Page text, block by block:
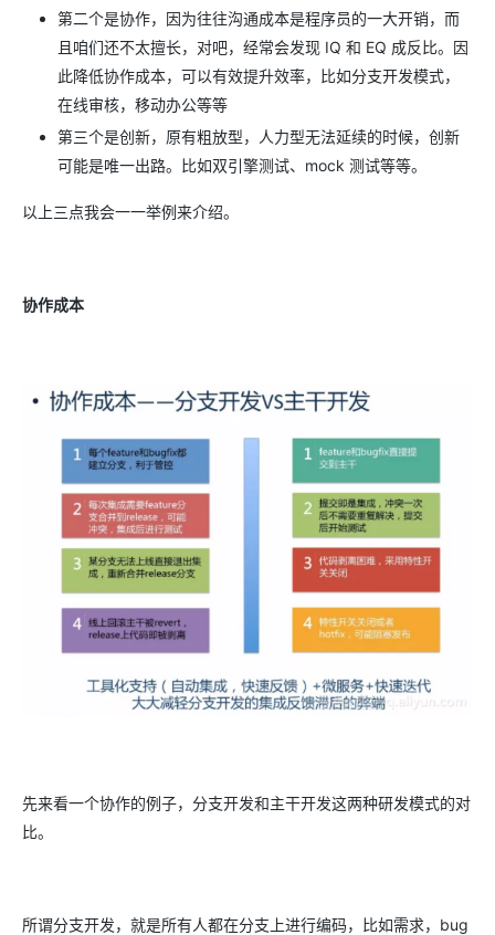
第二个是协作，因为往往沟通成本是程序员的一大开销，而
且咱们还不太擅长，对吧，经常会发现 IQ 和 EQ 成反比。因
此降低协作成本，可以有效提升效率，比如分支开发模式，
在线审核，移动办公等等
第三个是创新，原有粗放型，人力型无法延续的时候，创新
可能是唯一出路。比如双引擎测试、mock 测试等等。
以上三点我会一一举例来介绍。
协作成本
先来看一个协作的例子，分支开发和主干开发这两种研发模式的对
比。
所谓分支开发，就是所有人都在分支上进行编码，比如需求，bug